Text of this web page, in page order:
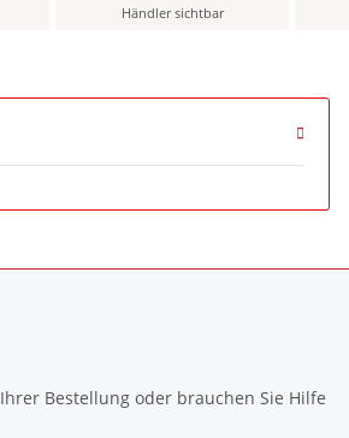
Händler sichtbar
Bestellung oder brauchen Sie Hilfe